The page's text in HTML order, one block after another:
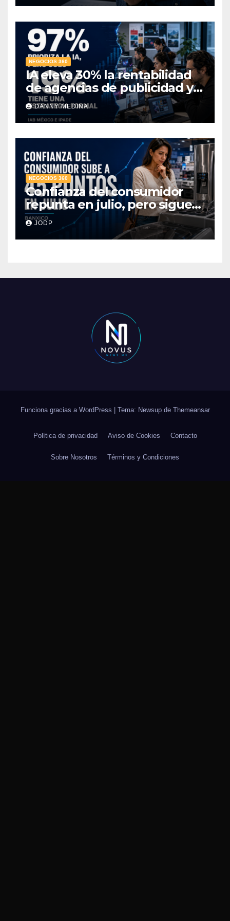
NEGOCIOS 360
IA eleva 30% la rentabilidad
de agencias de publicidad y
pone en jaque el cobro por
hora: IAB México e IPADE
DANNY MEDINA
NEGOCIOS 360
Confianza del consumidor
repunta en julio, pero sigue
por debajo de 2025: Banxico
JODP
Funciona gracias a WordPress Tema: Newsup de Themeansar
Política de privacidad Aviso de Cookies Contacto
Sobre Nosotros Términos y Condiciones